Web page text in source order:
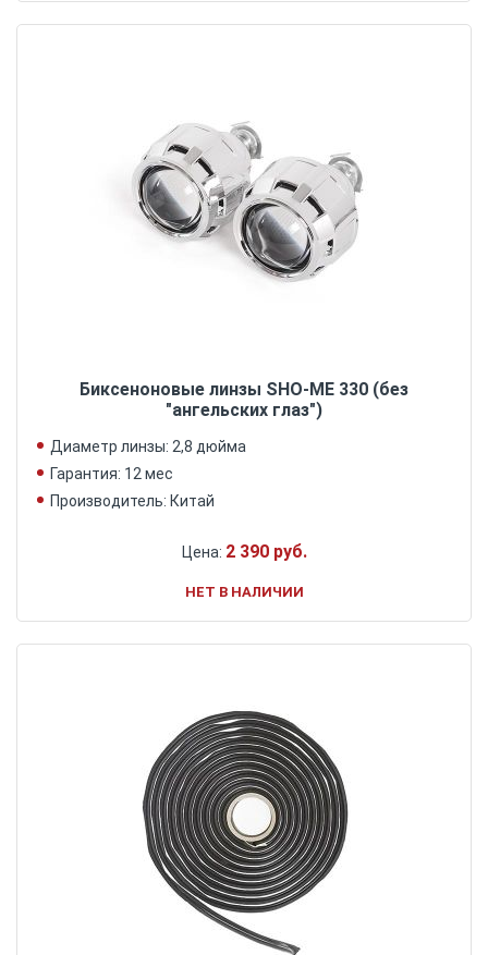
Биксеноновые линзы SHO-ME 330 (без
"ангельских глаз")
Диаметр линзы: 2,8 дюйма
Гарантия: 12 мес
Производитель: Китай
Цена: 2 390 руб.
НЕТ В НАЛИЧИИ